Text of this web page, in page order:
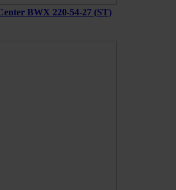
BWX 220-54-27 (ST)